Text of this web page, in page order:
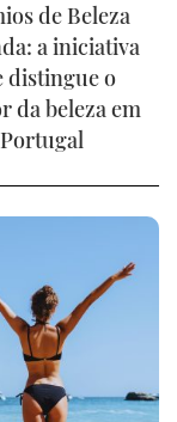
de Beleza
a iniciativa
distingue o
da beleza em
Portugal